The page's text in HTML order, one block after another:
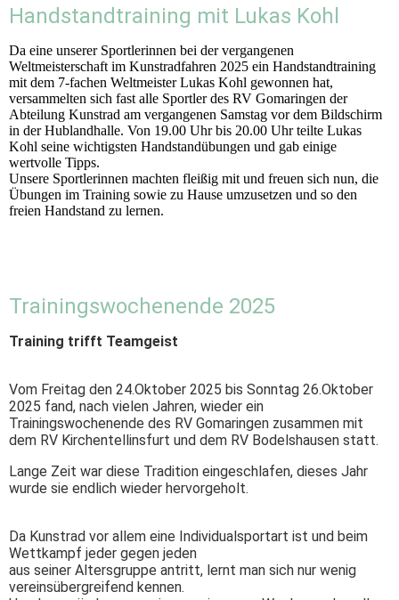
Handstandtraining mit Lukas Kohl
Da eine unserer Sportlerinnen bei der vergangenen
Weltmeisterschaft im Kunstradfahren 2025 ein Handstandtraining
mit dem 7-fachen Weltmeister Lukas Kohl gewonnen hat,
versammelten sich fast alle Sportler des RV Gomaringen der
Abteilung Kunstrad am vergangenen Samstag vor dem Bildschirm
in der Hublandhalle. Von 19.00 Uhr bis 20.00 Uhr teilte Lukas
Kohl seine wichtigsten Handstandübungen und gab einige
wertvolle Tipps.
Unsere Sportlerinnen machten fleißig mit und freuen sich nun, die
Übungen im Training sowie zu Hause umzusetzen und so den
freien Handstand zu lernen.
Trainingswochenende 2025
Training trifft Teamgeist
Vom Freitag den 24.Oktober 2025 bis Sonntag 26.Oktober
2025 fand, nach vielen Jahren, wieder ein
Trainingswochenende des RV Gomaringen zusammen mit
dem RV Kirchentellinsfurt und dem RV Bodelshausen statt.
Lange Zeit war diese Tradition eingeschlafen, dieses Jahr
wurde sie endlich wieder hervorgeholt.
Da Kunstrad vor allem eine Individualsportart ist und beim
Wettkampf jeder gegen jeden
aus seiner Altersgruppe antritt, lernt man sich nur wenig
vereinsübergreifend kennen.